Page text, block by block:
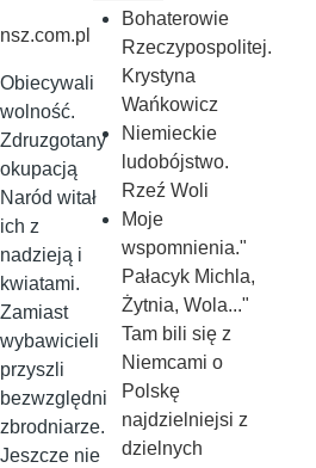
nsz.com.pl
Obiecywali
wolność.
Zdruzgotany
okupacją
Naród witał
ich z
nadzieją i
kwiatami.
Zamiast
wybawicieli
przyszli
bezwzględni
zbrodniarze.
Jeszcze nie
Bohaterowie
Rzeczypospolitej.
Krystyna
Wańkowicz
Niemieckie
ludobójstwo.
Rzeź Woli
Moje
wspomnienia."
Pałacyk Michla,
Żytnia, Wola..."
Tam bili się z
Niemcami o
Polskę
najdzielniejsi z
dzielnych